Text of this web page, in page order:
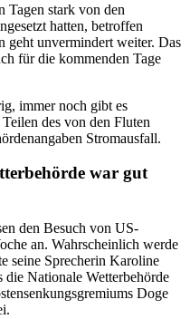
Tagen stark von den
hatten, betroffen
geht unvermindert weiter. Das
für die kommenden Tage
immer noch gibt es
des von den Fluten
Stromausfall.
war gut
den Besuch von US-
an. Wahrscheinlich werde
seine Sprecherin Karoline
Nationale Wetterbehörde
Doge